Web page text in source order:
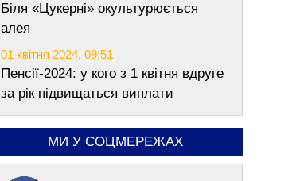
Біля «Цукерні» окультурюється
алея
01 квітня 2024, 09:51
Пенсії-2024: у кого з 1 квітня вдруге
за рік підвищаться виплати
МИ У СОЦМЕРЕЖАХ